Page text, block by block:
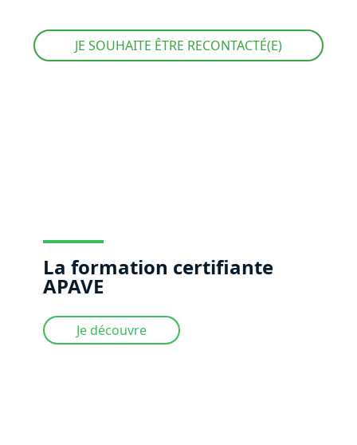
JE SOUHAITE ÊTRE RECONTACTÉ(E)
La formation certifiante
APAVE
Je découvre